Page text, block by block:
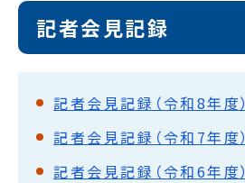
記者会見記録
記者会見記録（令和8年度）
記者会見記録（令和7年度）
記者会見記録（令和6年度）